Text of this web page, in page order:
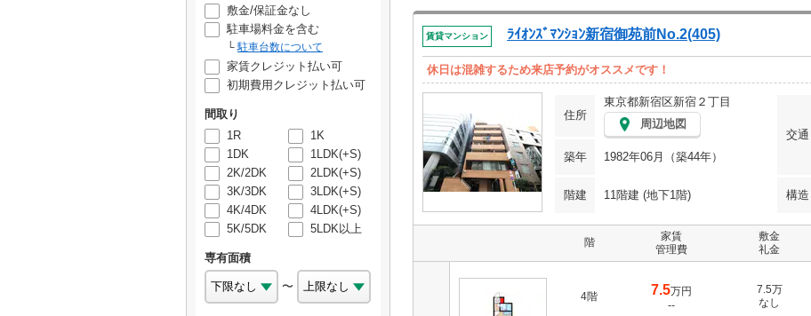
敷金/保証金なし
駐車場料金を含む
駐車台数について
家賃クレジット払い可
初期費用クレジット払い可
間取り
1R
1K
1DK
1LDK(+S)
2K/2DK
2LDK(+S)
3K/3DK
3LDK(+S)
4K/4DK
4LDK(+S)
5K/5DK
5LDK以上
専有面積
〜
賃貸マンション ﾗｲｵﾝｽﾞﾏﾝｼｮﾝ新宿御苑前No.2(405)
休日は混雑するため来店予約がオススメです！
住所
東京都新宿区新宿２丁目
周辺地図
交通
築年 1982年06月（築44年）
階建 11階建 (地下1階) 構造
階
家賃
管理費
敷金
礼金
4階 7.5万円
--
7.5万
なし